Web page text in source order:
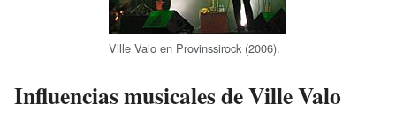
Ville Valo en Provinssirock (2006).
Influencias musicales de Ville Valo